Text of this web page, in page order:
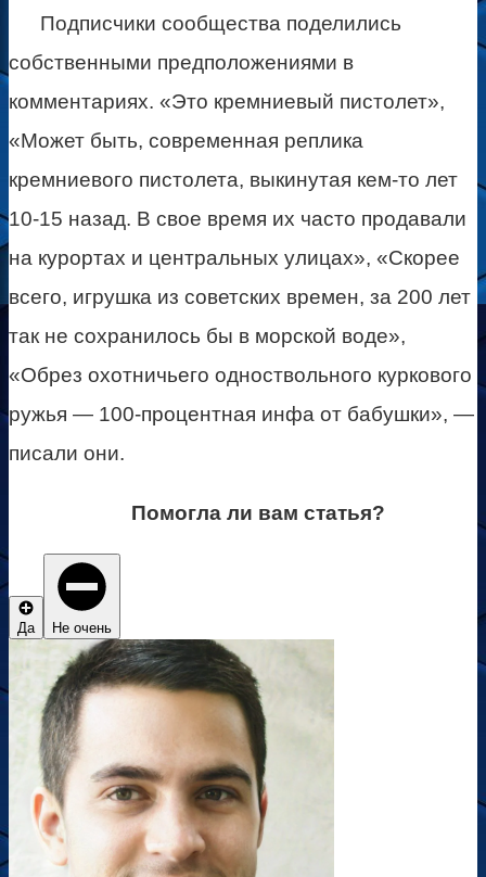
Подписчики сообщества поделились
собственными предположениями в
комментариях. «Это кремниевый пистолет»,
«Может быть, современная реплика
кремниевого пистолета, выкинутая кем-то лет
10-15 назад. В свое время их часто продавали
на курортах и центральных улицах», «Скорее
всего, игрушка из советских времен, за 200 лет
так не сохранилось бы в морской воде»,
«Обрез охотничьего одноствольного куркового
ружья — 100-процентная инфа от бабушки», —
писали они.
Помогла ли вам статья?
Да Не очень